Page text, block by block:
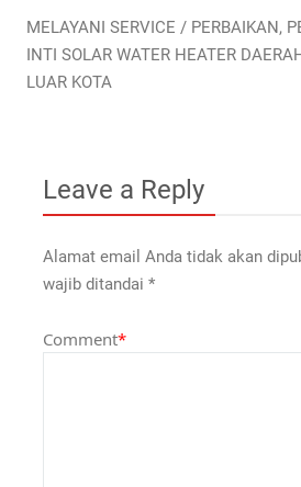
MELAYANI SERVICE / PERBAIKAN,
INTI SOLAR WATER HEATER
LUAR KOTA
Leave a Reply
Alamat email Anda tidak akan
wajib ditandai *
Comment*